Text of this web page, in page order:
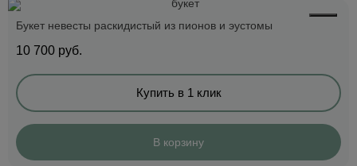
Букет невесты раскидистый из пионов и эустомы
10 700 руб.
Купить в 1 клик
В корзину